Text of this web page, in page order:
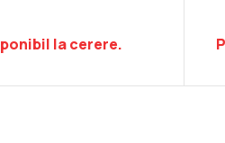
la cerere.